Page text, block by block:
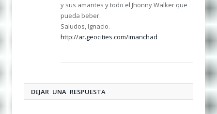
y sus amantes y todo el Jhonny Walker que
pueda beber.
Saludos, Ignacio.
http://ar.geocities.com/imanchad
DEJAR UNA RESPUESTA